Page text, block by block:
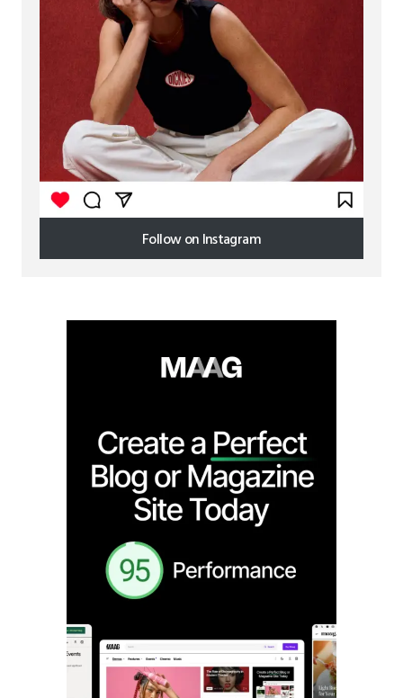
Follow on Instagram
Follow on Instagram